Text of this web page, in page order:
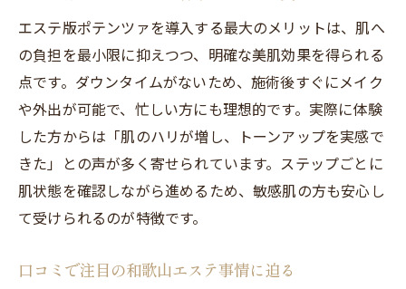
エステ版ポテンツァを導入する最大のメリットは、肌へ
の負担を最小限に抑えつつ、明確な美肌効果を得られる
点です。ダウンタイムがないため、施術後すぐにメイク
や外出が可能で、忙しい方にも理想的です。実際に体験
した方からは「肌のハリが増し、トーンアップを実感で
きた」との声が多く寄せられています。ステップごとに
肌状態を確認しながら進めるため、敏感肌の方も安心し
て受けられるのが特徴です。
口コミで注目の和歌山エステ事情に迫る